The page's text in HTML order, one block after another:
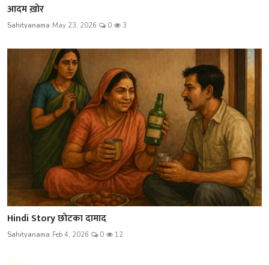
आदम ख़ोर
Sahityanama May 23, 2026 0 3
Hindi Story छोटका दामाद
Sahityanama Feb 4, 2026 0 12